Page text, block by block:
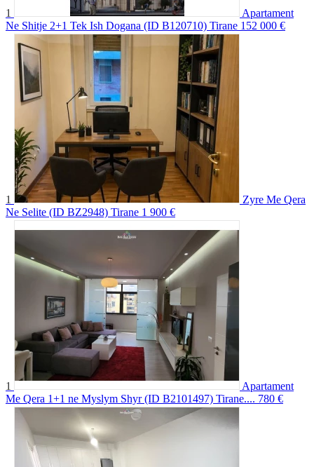
1
Apartament
Ne Shitje 2+1 Tek Ish Dogana (ID B120710) Tirane 152 000 €
1
Zyre Me Qera
Ne Selite (ID BZ2948) Tirane 1 900 €
1
Apartament
Me Qera 1+1 ne Myslym Shyr (ID B2101497) Tirane.... 780 €